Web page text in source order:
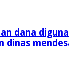
dana
dinas